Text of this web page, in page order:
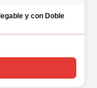
y con Doble